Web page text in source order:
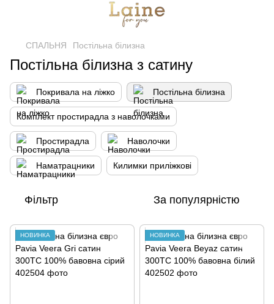
СПАЛЬНЯ Постільна білизна
Постільна білизна з сатину
Покривала на ліжко Постільна білизна
Комплект простирадла з наволочками
Простирадла Наволочки
Наматрацники Килимки приліжкові
Фільтр За популярністю
НОВИНКА НОВИНКА